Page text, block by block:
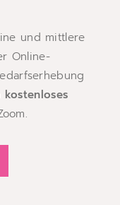
und mittlere
Online-
kostenloses